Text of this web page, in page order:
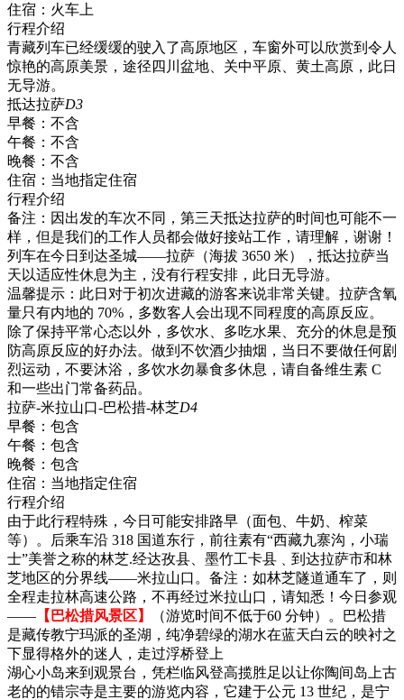
住宿： 火车上
行程介绍
青藏列车已经缓缓的驶入了高原地区，车窗外可以欣赏到令人
惊艳的高原美景，途径四川盆地、关中平原、黄土高原，此日
无导游。
抵达拉萨D3
早餐： 不含
午餐： 不含
晚餐： 不含
住宿： 当地指定住宿
行程介绍
备注：因出发的车次不同，第三天抵达拉萨的时间也可能不一
样，但是我们的工作人员都会做好接站工作，请理解，谢谢！
列车在今日到达圣城——拉萨（海拔 3650 米），抵达拉萨当
天以适应性休息为主，没有行程安排，此日无导游。
温馨提示：此日对于初次进藏的游客来说非常关键。拉萨含氧
量只有内地的 70%，多数客人会出现不同程度的高原反应。
除了保持平常心态以外，多饮水、多吃水果、充分的休息是预
防高原反应的好办法。做到不饮酒少抽烟，当日不要做任何剧
烈运动，不要沐浴，多饮水勿暴食多休息，请自备维生素 C
和一些出门常备药品。
拉萨-米拉山口-巴松措-林芝D4
早餐： 包含
午餐： 包含
晚餐： 包含
住宿： 当地指定住宿
行程介绍
由于此行程特殊，今日可能安排路早（面包、牛奶、榨菜
等）。后乘车沿 318 国道东行，前往素有“西藏九寨沟，小瑞
士”美誉之称的林芝.经达孜县、墨竹工卡县﹑到达拉萨市和林
芝地区的分界线——米拉山口。备注：如林芝隧道通车了，则
全程走拉林高速公路，不再经过米拉山口，请知悉！今日参观
—— 【巴松措风景区】
（游览时间不低于60 分钟）。巴松措
是藏传教宁玛派的圣湖，纯净碧绿的湖水在蓝天白云的映衬之
下显得格外的迷人，走过浮桥登上
湖心小岛来到观景台，凭栏临风登高揽胜足以让你陶间岛上古
老的的错宗寺是主要的游览内容，它建于公元 13 世纪，是宁